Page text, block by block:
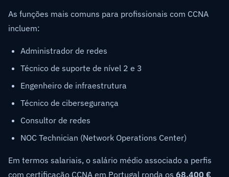
As funções mais comuns para profissionais com CCNA
incluem:
Administrador de redes
Técnico de suporte de nível 2 e 3
Engenheiro de infraestrutura
Técnico de cibersegurança
Consultor de redes
NOC Technician (Network Operations Center)
Em termos salariais, o salário médio associado a perfis
com certificação CCNA em Portugal ronda os 68.400 €